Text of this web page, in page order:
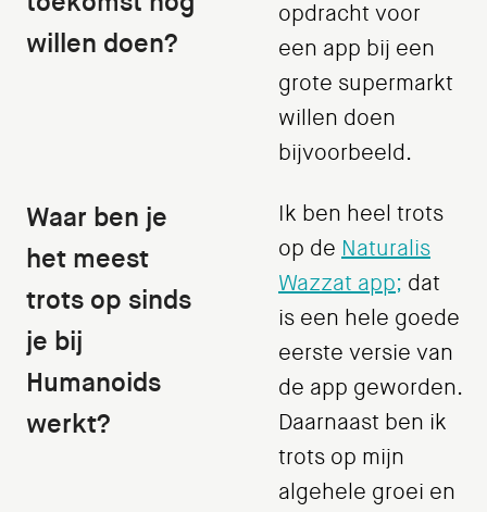
willen doen?
opdracht voor
een app bij een
grote supermarkt
willen doen
bijvoorbeeld.
Waar ben je
het meest
trots op sinds
je bij
Humanoids
werkt?
Ik ben heel trots
op de Naturalis
Wazzat app; dat
is een hele goede
eerste versie van
de app geworden.
Daarnaast ben ik
trots op mijn
algehele groei en